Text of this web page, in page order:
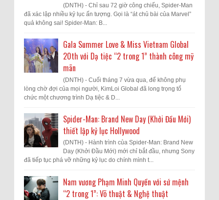
(DNTH) - Chỉ sau 72 giờ công chiếu, Spider-Man
đã xác lập nhiều kỷ lục ấn tượng. Gọi là “át chủ bài của Marvel”
quả không sai! Spider-Man: B...
Gala Summer Love & Miss Vietnam Global
20th với Dạ tiệc “2 trong 1” thành công mỹ
mãn
(DNTH) - Cuối tháng 7 vừa qua, để không phụ
lòng chờ đợi của mọi người, KimLoi Global đã long trọng tổ
chức một chương trình Dạ tiệc & D...
Spider-Man: Brand New Day (Khởi Đầu Mới)
thiết lập kỷ lục Hollywood
(DNTH) - Hành trình của Spider-Man: Brand New
Day (Khởi Đầu Mới) mới chỉ bắt đầu, nhưng Sony
đã tiếp tục phá vỡ những kỷ lục do chính mình t...
Nam vương Phạm Minh Quyền với sứ mệnh
“2 trong 1”: Võ thuật & Nghệ thuật